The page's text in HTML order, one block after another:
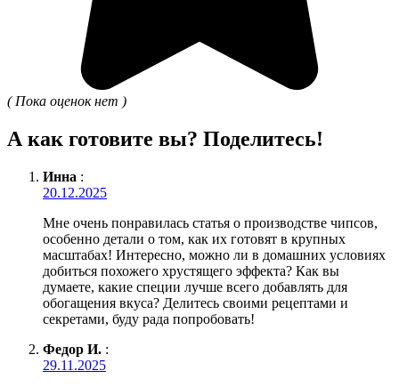
( Пока оценок нет )
А как готовите вы? Поделитесь!
Инна :
20.12.2025
Мне очень понравилась статья о производстве чипсов,
особенно детали о том, как их готовят в крупных
масштабах! Интересно, можно ли в домашних условиях
добиться похожего хрустящего эффекта? Как вы
думаете, какие специи лучше всего добавлять для
обогащения вкуса? Делитесь своими рецептами и
секретами, буду рада попробовать!
Федор И. :
29.11.2025